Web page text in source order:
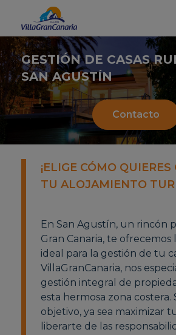
GESTIÓN DE CASAS
SAN AGUSTÍN
Contacto
¡ELIGE CÓMO
TU ALOJAMIENTO
En San Agustín, un rincón
Gran Canaria, te ofrecemos
ideal para la gestión de tu
VillaGranCanaria, nos
gestión integral de
esta hermosa zona costera.
objetivo, ya sea maximizar
liberarte de las